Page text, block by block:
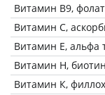
Витамин В9,
Витамин C,
Витамин Е, альфа
Витамин Н, биотин
Витамин К,